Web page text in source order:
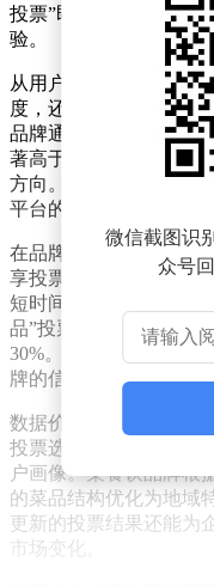
投票”即可参与，这种
验。
从用户参与层面看，定
度，还能通过结果反馈
品牌通过分析投票数据
著高于其他年龄段，这
方向。这种双向互动模
平台的忠诚度。
在品牌传播方面，微信
享投票链接至朋友圈或
短时间内触达更广泛人
品”投票活动，两周内
30%。更重要的是，公
牌的信任感，为长期口
数据价值的深度挖掘是
投票选项的分布、用户
户画像。某餐饮品牌根
的菜品结构优化为地域
更新的投票结果还能为
市场变化。
微信截图识
众号